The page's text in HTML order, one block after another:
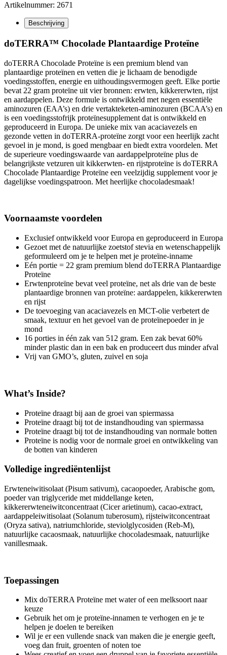
Artikelnummer: 2671
Beschrijving
doTERRA™ Chocolade Plantaardige Proteïne
doTERRA Chocolade Proteïne is een premium blend van
plantaardige proteïnen en vetten die je lichaam de benodigde
voedingsstoffen, energie en uithoudingsvermogen geeft. Elke portie
bevat 22 gram proteïne uit vier bronnen: erwten, kikkererwten, rijst
en aardappelen. Deze formule is ontwikkeld met negen essentiële
aminozuren (EAA’s) en drie vertakteketen-aminozuren (BCAA’s) en
is een voedingsstofrijk proteïnesupplement dat is ontwikkeld en
geproduceerd in Europa. De unieke mix van acaciavezels en
gezonde vetten in doTERRA-proteïne zorgt voor een heerlijk zacht
gevoel in je mond, is goed mengbaar en biedt extra voordelen. Met
de superieure voedingswaarde van aardappelproteïne plus de
belangrijkste vetzuren uit kikkerwten- en rijstproteïne is doTERRA
Chocolade Plantaardige Proteïne een veelzijdig supplement voor je
dagelijkse voedingspatroon. Met heerlijke chocoladesmaak!
Voornaamste voordelen
Exclusief ontwikkeld voor Europa en geproduceerd in Europa
Gezoet met de natuurlijke zoetstof stevia en wetenschappelijk
geformuleerd om je te helpen met je proteïne-inname
Eén portie = 22 gram premium blend doTERRA Plantaardige
Proteïne
Erwtenproteïne bevat veel proteïne, net als drie van de beste
plantaardige bronnen van proteïne: aardappelen, kikkererwten
en rijst
De toevoeging van acaciavezels en MCT-olie verbetert de
smaak, textuur en het gevoel van de proteïnepoeder in je
mond
16 porties in één zak van 512 gram. Een zak bevat 60%
minder plastic dan in een bak en produceert dus minder afval
Vrij van GMO’s, gluten, zuivel en soja
What’s Inside?
Proteïne draagt bij aan de groei van spiermassa
Proteïne draagt bij tot de instandhouding van spiermassa
Proteïne draagt bij tot de instandhouding van normale botten
Proteïne is nodig voor de normale groei en ontwikkeling van
de botten van kinderen
Volledige ingrediëntenlijst
Erwteneiwitisolaat (Pisum sativum), cacaopoeder, Arabische gom,
poeder van triglyceride met middellange keten,
kikkererwteneiwitconcentraat (Cicer arietinum), cacao-extract,
aardappeleiwitisolaat (Solanum tuberosum), rijsteiwitconcentraat
(Oryza sativa), natriumchloride, steviolglycosiden (Reb-M),
natuurlijke cacaosmaak, natuurlijke chocoladesmaak, natuurlijke
vanillesmaak.
Toepassingen
Mix doTERRA Proteïne met water of een melksoort naar
keuze
Gebruik het om je proteïne-innamen te verhogen en je te
helpen je doelen te bereiken
Wil je er een vullende snack van maken die je energie geeft,
voeg dan fruit, groenten of noten toe